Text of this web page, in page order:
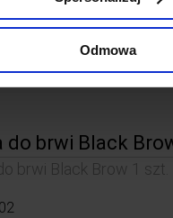
Odmowa
do brwi Black
brwi Black Brow 1 szt.